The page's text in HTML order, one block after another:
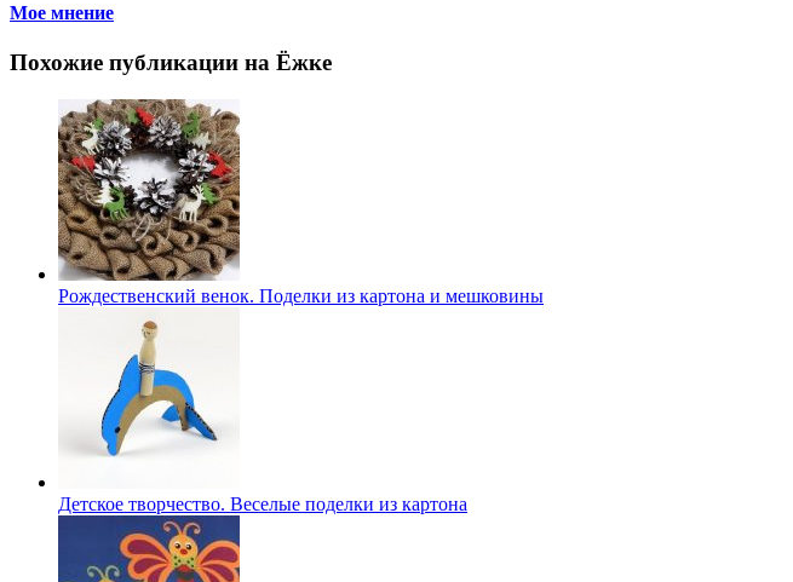
Мое мнение
Похожие публикации на Ёжке
Рождественский венок. Поделки из картона и мешковины
Детское творчество. Веселые поделки из картона